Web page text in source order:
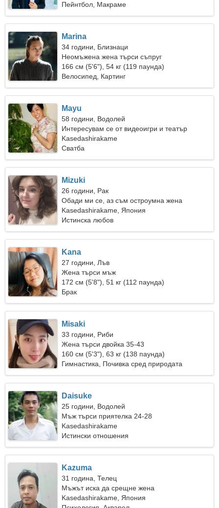
Пейнтбол, Макраме
Marina
34 години, Близнаци
Неомъжена жена търси съпруг
166 см (5'6"), 54 кг (119 паунда)
Велосипед, Картинг
Mayu
58 години, Водолей
Интересувам се от видеоигри и театър
Kasedashirakame
Сватба
Mizuki
26 години, Рак
Обади ми се, аз съм остроумна жена
Kasedashirakame, Япония
Истинска любов
Kana
27 години, Лъв
Жена търси мъж
172 см (5'8"), 51 кг (112 паунда)
Брак
Misaki
33 години, Риби
Жена търси двойка 35-43
160 см (5'3"), 63 кг (138 паунда)
Гимнастика, Почивка сред природата
Daisuke
25 години, Водолей
Мъж търси приятелка 24-28
Kasedashirakame
Истински отношения
Kazuma
31 година, Телец
Мъжът иска да срещне жена
Kasedashirakame, Япония